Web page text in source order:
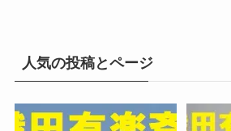
人気の投稿とページ